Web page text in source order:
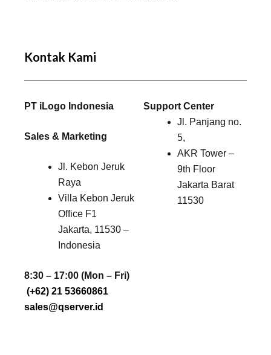
Kontak Kami
PT iLogo Indonesia
Sales & Marketing
Jl. Kebon Jeruk
Raya
Villa Kebon Jeruk
Office F1
Jakarta, 11530 –
Indonesia
8:30 – 17:00 (Mon – Fri)
(+62) 21 53660861
sales@qserver.id
Support Center
Jl. Panjang no.
5,
AKR Tower –
9th Floor
Jakarta Barat
11530